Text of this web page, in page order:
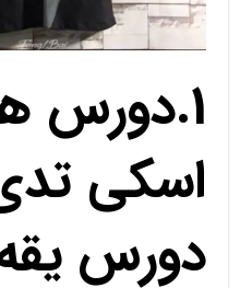
1.دورس
اسکی
دورس